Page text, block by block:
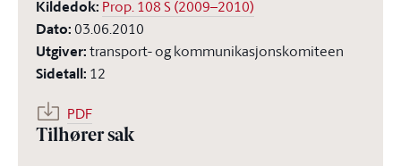
Kildedok: Prop. 108 S (2009–2010)
Dato:03.06.2010
Utgiver:transport- og kommunikasjonskomiteen
Sidetall: 12
PDF
Tilhører sak